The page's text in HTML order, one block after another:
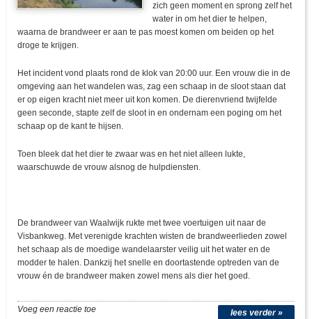
zich geen moment en sprong zelf het
water in om het dier te helpen,
waarna de brandweer er aan te pas moest komen om beiden op het
droge te krijgen.
Het incident vond plaats rond de klok van 20:00 uur. Een vrouw die in de
omgeving aan het wandelen was, zag een schaap in de sloot staan dat
er op eigen kracht niet meer uit kon komen. De dierenvriend twijfelde
geen seconde, stapte zelf de sloot in en ondernam een poging om het
schaap op de kant te hijsen.
Toen bleek dat het dier te zwaar was en het niet alleen lukte,
waarschuwde de vrouw alsnog de hulpdiensten.
De brandweer van Waalwijk rukte met twee voertuigen uit naar de
Visbankweg. Met verenigde krachten wisten de brandweerlieden zowel
het schaap als de moedige wandelaarster veilig uit het water en de
modder te halen. Dankzij het snelle en doortastende optreden van de
vrouw én de brandweer maken zowel mens als dier het goed.
lees verder »
Voeg een reactie toe